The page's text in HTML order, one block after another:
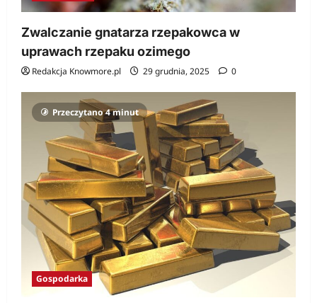
Zwalczanie gnatarza rzepakowca w
uprawach rzepaku ozimego
Redakcja Knowmore.pl 29 grudnia, 2025 0
Przeczytano 4 minut
Gospodarka